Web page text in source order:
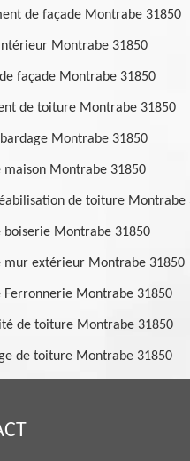
de façade Montrabe 31850
Montrabe 31850
façade Montrabe 31850
de toiture Montrabe 31850
bardage Montrabe 31850
maison Montrabe 31850
de toiture Montrabe
boiserie Montrabe 31850
mur extérieur Montrabe 31850
Ferronnerie Montrabe 31850
de toiture Montrabe 31850
de toiture Montrabe 31850